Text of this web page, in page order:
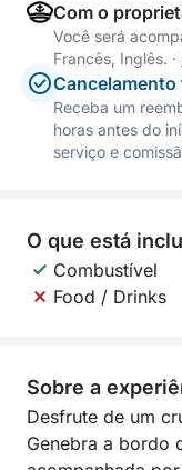
Com o
Você será
Francês, Inglês. ·
Cancelamento
Receba um
horas antes do
serviço e
O que está
Combustível
Food / Drinks
Sobre a
Desfrute de um
Genebra a bordo